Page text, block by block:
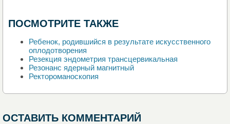
ПОСМОТРИТЕ ТАКЖЕ
Ребенок, родившийся в результате искусственного
оплодотворения
Резекция эндометрия трансцервикальная
Резонанс ядерный магнитный
Ректороманоскопия
ОСТАВИТЬ КОММЕНТАРИЙ